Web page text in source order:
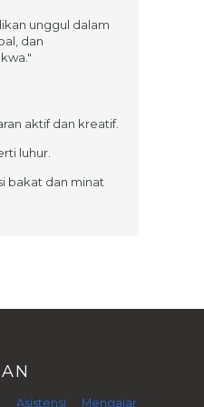
unggul dalam
dan
aktif dan kreatif.
luhur.
bakat dan minat
Asistensi Mengajar